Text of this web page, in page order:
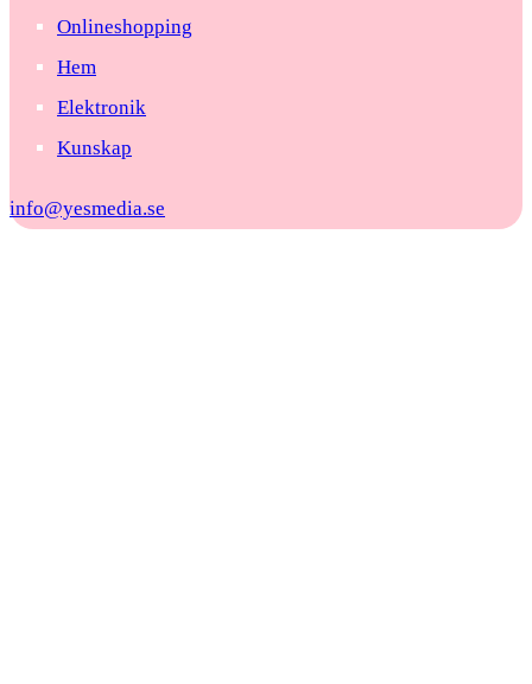
Onlineshopping
Hem
Elektronik
Kunskap
info@yesmedia.se